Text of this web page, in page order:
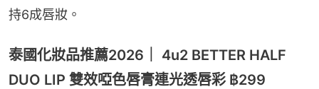
持6成唇妝。
泰國化妝品推薦2026｜ 4u2 BETTER HALF
DUO LIP 雙效啞色唇膏連光透唇彩 ฿299